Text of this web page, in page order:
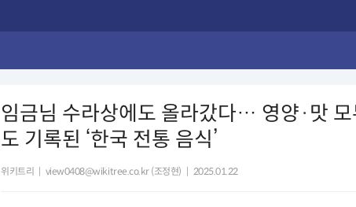
임금님 수라상에도 올라갔다… 영양·맛 모
도 기록된 ‘한국 전통 음식’
위키트리 view0408@wikitree.co.kr (조정현) 2025.01.22